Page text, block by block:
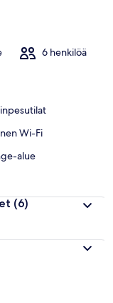
6 henkilöä
Wi-Fi
alue
(6)